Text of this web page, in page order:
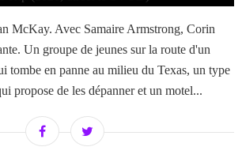
McKay. Avec Samaire Armstrong, Corin
Un groupe de jeunes sur la route d'un
tombe en panne au milieu du Texas, un type
propose de les dépanner et un motel...